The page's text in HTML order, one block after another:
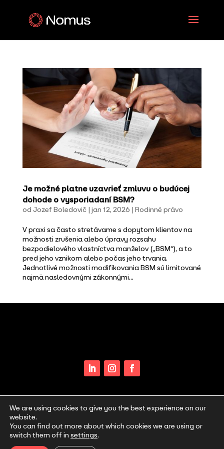
Je možné platne uzavrieť zmluvu o budúcej
dohode o vysporiadaní BSM?
od Jozef Boledovič | jan 12, 2026 | Rodinné právo
V praxi sa často stretávame s dopytom klientov na
možnosti zrušenia alebo úpravy rozsahu
bezpodielového vlastníctva manželov („BSM“), a to
pred jeho vznikom alebo počas jeho trvania.
Jednotlivé možnosti modifikovania BSM sú limitované
najmä nasledovnými zákonnými...
Ochrana osobných údajov a cookies
We are using cookies to give you the best experience on our
website.
You can find out more about which cookies we are using or
switch them off in settings.